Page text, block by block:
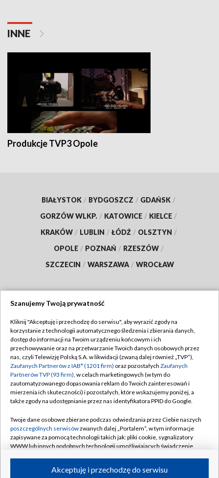
INNE
Produkcje TVP3 Opole
BIAŁYSTOK / BYDGOSZCZ / GDAŃSK /
GORZÓW WLKP. / KATOWICE / KIELCE /
KRAKÓW / LUBLIN / ŁÓDŹ / OLSZTYN /
OPOLE / POZNAŃ / RZESZÓW /
SZCZECIN / WARSZAWA / WROCŁAW
TVP
Abonament TVP
Emisja w TVP
Centrum informacji TVP
Naziemna Telewizja Cyfrowa
Rada Programowa
System NOS
Informacje o nadawcy
Program dla prasy
Regulamin TVP
Polityka prywatności
Moje zgody
Pomoc
Kontakt
Kanały
Szanujemy Twoją prywatność
Kliknij "Akceptuję i przechodzę do serwisu", aby wyrazić zgody na
korzystanie z technologii automatycznego śledzenia i zbierania danych,
dostęp do informacji na Twoim urządzeniu końcowym i ich
przechowywanie oraz na przetwarzanie Twoich danych osobowych przez
nas, czyli Telewizję Polską S.A. w likwidacji (zwaną dalej również „TVP”),
Zaufanych Partnerów z IAB* (1201 firm) oraz pozostałych Zaufanych
Partnerów TVP (93 firm), w celach marketingowych (w tym do
zautomatyzowanego dopasowania reklam do Twoich zainteresowań i
mierzenia ich skuteczności) i pozostałych, które wskazujemy poniżej, a
także zgody na udostępnianie przez nas identyfikatora PPID do Google.
Twoje dane osobowe zbierane podczas odwiedzania przez Ciebie naszych
poszczególnych serwisówzwanych dalej „Portalem”, w tym informacje
zapisywane za pomocą technologii takich jak: pliki cookie, sygnalizatory
WWW lub innych podobnych technologii umożliwiających świadczenie
ruchu w Internecie.Akceptuję i przechodzę do serwisu